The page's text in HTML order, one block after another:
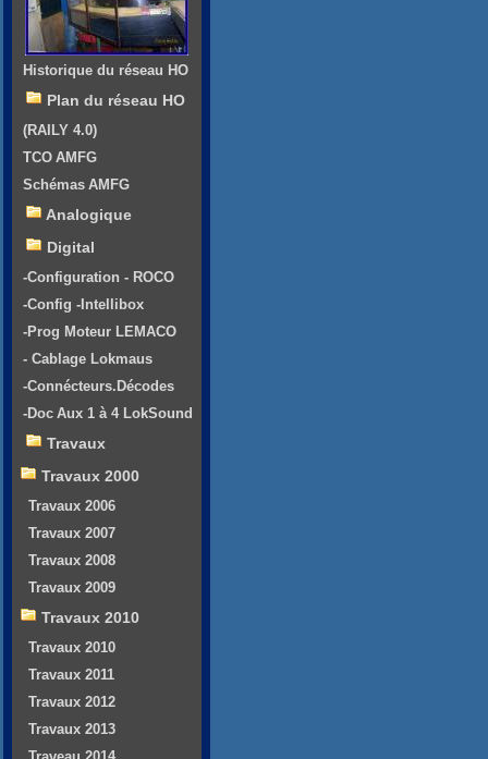
Historique du réseau HO
Plan du réseau HO
(RAILY 4.0)
TCO AMFG
Schémas AMFG
Analogique
Digital
-Configuration - ROCO
-Config -Intellibox
-Prog Moteur LEMACO
- Cablage Lokmaus
-Connécteurs.Décodes
-Doc Aux 1 à 4 LokSound
Travaux
Travaux 2000
Travaux 2006
Travaux 2007
Travaux 2008
Travaux 2009
Travaux 2010
Travaux 2010
Travaux 2011
Travaux 2012
Travaux 2013